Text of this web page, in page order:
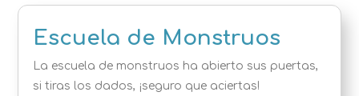
Escuela de Monstruos
La escuela de monstruos ha abierto sus puertas,
si tiras los dados, ¡seguro que aciertas!